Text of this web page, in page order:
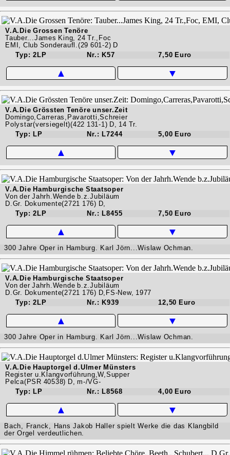
V.A.Die Grossen Tenöre
Tauber...James King, 24 Tr.,Foc
EMI, Club Sonderaufl.(29 601-2) D
Typ: 2LP
Nr.: K57 7,50 Euro
▲ ▼
V.A.Die Grössten Tenöre unser.Zeit
Domingo,Carreras,Pavarotti,Schreier
Polystar(versiegelt)(422 131-1) D, 14 Tr.
Typ: LP
Nr.: L7244 5,00 Euro
▲ ▼
V.A.Die Hamburgische Staatsoper
Von der Jahrh.Wende b.z.Jubiläum
D.Gr. Dokumente(2721 176) D,
Typ: 2LP
Nr.: L8455 7,50 Euro
▲ ▼
300 Jahre Oper in Hamburg. Karl Jörn...Wislaw Ochman.
V.A.Die Hamburgische Staatsoper
Von der Jahrh.Wende b.z.Jubiläum
D.Gr. Dokumente(2721 176) D,FS-New, 1977
Typ: 2LP
Nr.: K939 12,50 Euro
▲ ▼
300 Jahre Oper in Hamburg. Karl Jörn...Wislaw Ochman.
V.A.Die Hauptorgel d.Ulmer Münsters
Register u.Klangvorführung,W,Supper
Pelca(PSR 40538) D, m-/VG-
Typ: LP
Nr.: L8568 4,00 Euro
▲ ▼
Bach, Franck, Hans Jakob Haller spielt Werke die das Klangbild
der Orgel verdeutlichen.